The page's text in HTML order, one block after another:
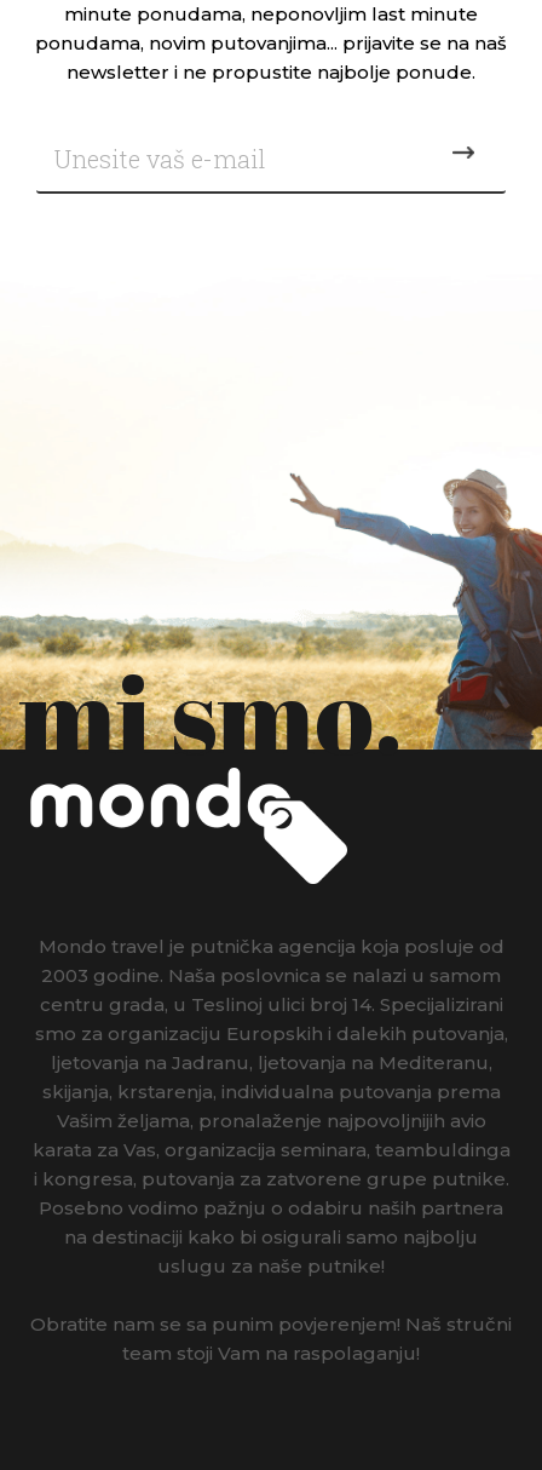
minute ponudama, neponovljim last minute
ponudama, novim putovanjima... prijavite se na naš
newsletter i ne propustite najbolje ponude.
mi smo.
Mondo travel je putnička agencija koja posluje od
2003 godine. Naša poslovnica se nalazi u samom
centru grada, u Teslinoj ulici broj 14. Specijalizirani
smo za organizaciju Europskih i dalekih putovanja,
ljetovanja na Jadranu, ljetovanja na Mediteranu,
skijanja, krstarenja, individualna putovanja prema
Vašim željama, pronalaženje najpovoljnijih avio
karata za Vas, organizacija seminara, teambuldinga
i kongresa, putovanja za zatvorene grupe putnike.
Posebno vodimo pažnju o odabiru naših partnera
na destinaciji kako bi osigurali samo najbolju
uslugu za naše putnike!
Obratite nam se sa punim povjerenjem! Naš stručni
team stoji Vam na raspolaganju!